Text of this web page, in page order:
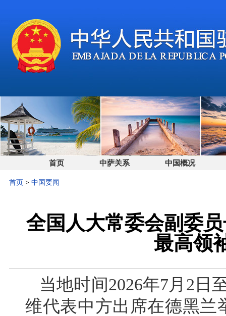
首页 中萨关系 中国概况
首页 > 中国要闻
全国人大常委会副委
最高领
当地时间2026年7月2日
维代表中方出席在德黑兰